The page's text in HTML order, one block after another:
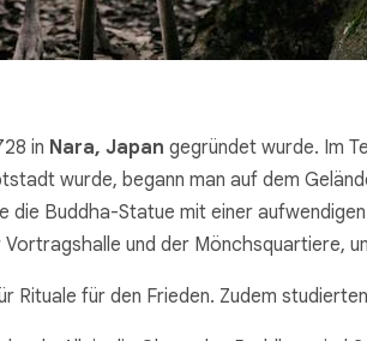
in Nara, Japan gegründet wurde. Im
wurde, begann man auf dem
die Buddha-Statue mit einer
und der Mönchsquartiere,
Rituale für den Frieden. Zudem